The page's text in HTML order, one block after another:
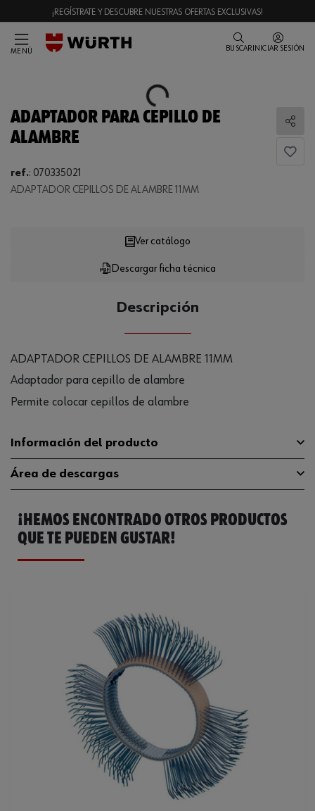
¡REGÍSTRATE Y DESCUBRE NUESTRAS OFERTAS EXCLUSIVAS!
MENÚ BUSCAR INICIAR SESIÓN
Loading...
ADAPTADOR PARA CEPILLO DE
ALAMBRE
ref.: 070335021
ADAPTADOR CEPILLOS DE ALAMBRE 11MM
Loading...
Descargar ficha técnica
Ver catálogo
Descripción
ADAPTADOR CEPILLOS DE ALAMBRE 11MM
Adaptador para cepillo de alambre
Permite colocar cepillos de alambre
Información del producto
Código del sistema armonizado 84679200000
Peso del producto (por artículo)
Área de descargas
Catálogo General 070335021
Ficha Técnica
¡HEMOS ENCONTRADO OTROS PRODUCTOS
QUE TE PUEDEN GUSTAR!